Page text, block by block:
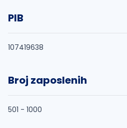
PIB
107419638
Broj zaposlenih
501 - 1000